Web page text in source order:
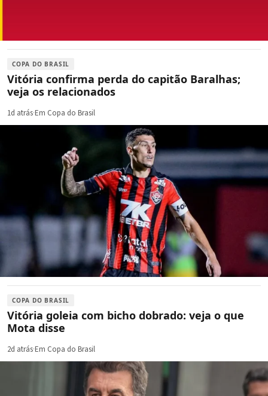
COPA DO BRASIL
Vitória confirma perda do capitão Baralhas;
veja os relacionados
1d atrás·Em Copa do Brasil
COPA DO BRASIL
Vitória goleia com bicho dobrado: veja o que
Mota disse
2d atrás·Em Copa do Brasil